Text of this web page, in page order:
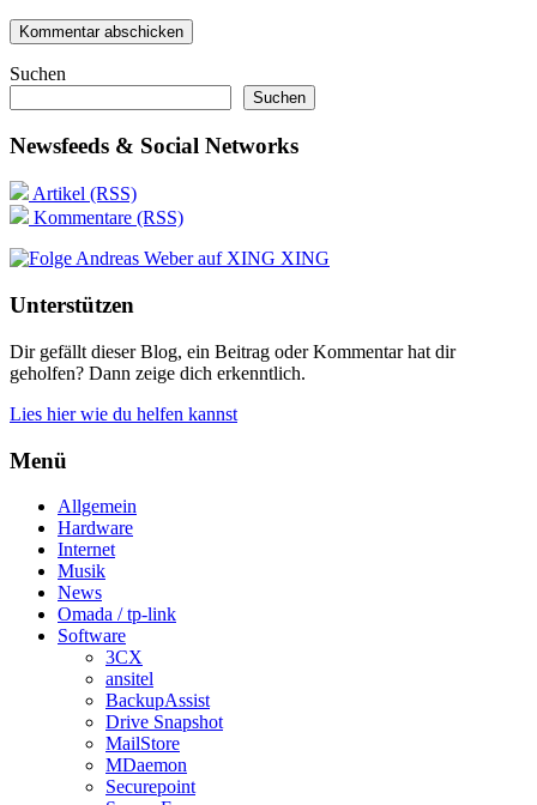
Suchen
Suchen
Newsfeeds & Social Networks
Artikel (RSS)
Kommentare (RSS)
XING
Unterstützen
Dir gefällt dieser Blog, ein Beitrag oder Kommentar hat dir
geholfen? Dann zeige dich erkenntlich.
Lies hier wie du helfen kannst
Menü
Allgemein
Hardware
Internet
Musik
News
Omada / tp-link
Software
3CX
ansitel
BackupAssist
Drive Snapshot
MailStore
MDaemon
Securepoint